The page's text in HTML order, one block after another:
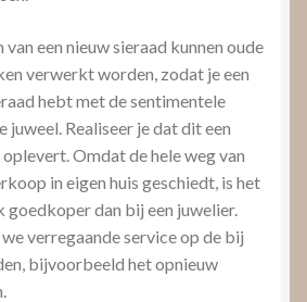
een nieuw sieraad kunnen oude
verwerkt worden, zodat je een
hebt met de sentimentele
juweel. Realiseer je dat dit een
Omdat de hele weg van
in eigen huis geschiedt, is het
goedkoper dan bij een juwelier.
verregaande service op de bij
bijvoorbeeld het opnieuw